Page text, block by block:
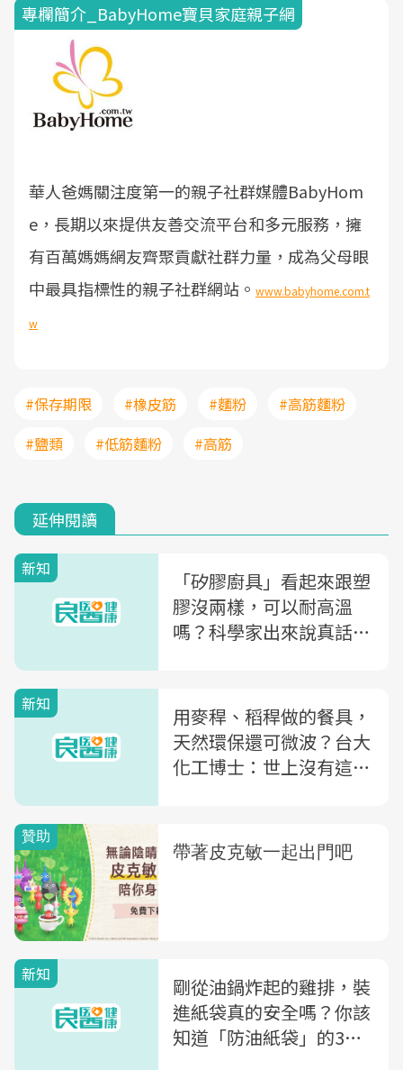
專欄簡介_BabyHome寶貝家庭親子網
華人爸媽關注度第一的親子社群媒體BabyHom
e，長期以來提供友善交流平台和多元服務，擁
有百萬媽媽網友齊聚貢獻社群力量，成為父母眼
中最具指標性的親子社群網站。 www.babyhome.com.t
w
#保存期限 #橡皮筋 #麵粉
#高筋麵粉
#鹽類
#低筋麵粉 #高筋
延伸閱讀
新知
「矽膠廚具」看起來跟塑
膠沒兩樣，可以耐高溫
嗎？科學家出來說真話
新知
用麥稈、稻稈做的餐具，
天然環保還可微波？台大
化工博士：世上沒有這麼
新知
剛從油鍋炸起的雞排，裝
進紙袋真的安全嗎？你該
知道「防油紙袋」的3件